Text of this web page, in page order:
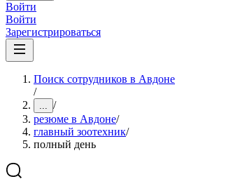
Войти
Войти
Зарегистрироваться
Поиск сотрудников в Авдоне
/
... /
резюме в Авдоне/
главный зоотехник/
полный день